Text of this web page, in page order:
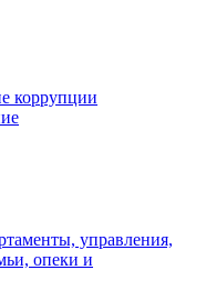
коррупции
управления,
опеки и